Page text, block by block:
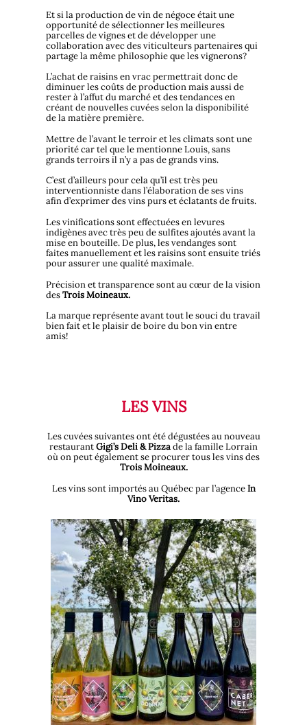
Et si la production de vin de négoce était une
opportunité de sélectionner les meilleures
parcelles de vignes et de développer une
collaboration avec des viticulteurs partenaires qui
partage la même philosophie que les vignerons?
L’achat de raisins en vrac permettrait donc de
diminuer les coûts de production mais aussi de
rester à l’affut du marché et des tendances en
créant de nouvelles cuvées selon la disponibilité
de la matière première.
Mettre de l’avant le terroir et les climats sont une
priorité car tel que le mentionne Louis, sans
grands terroirs il n’y a pas de grands vins.
C’est d’ailleurs pour cela qu’il est très peu
interventionniste dans l’élaboration de ses vins
afin d’exprimer des vins purs et éclatants de fruits.
Les vinifications sont effectuées en levures
indigènes avec très peu de sulfites ajoutés avant la
mise en bouteille. De plus, les vendanges sont
faites manuellement et les raisins sont ensuite triés
pour assurer une qualité maximale.
Précision et transparence sont au cœur de la vision
desTrois Moineaux.
La marque représente avant tout le souci du travail
bien fait et le plaisir de boire du bon vin entre
amis!
LES VINS
Les cuvées suivantes ont été dégustées au nouveau
restaurant Gigi’s Deli & Pizza de la famille Lorrain
où on peut également se procurer tous les vins des
Trois Moineaux.
Les vins sont importés au Québec par l’agence In
Vino Veritas.